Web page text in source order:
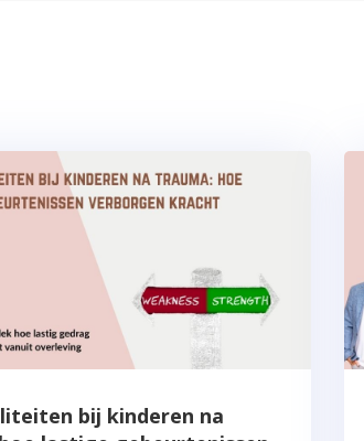
bij kinderen na